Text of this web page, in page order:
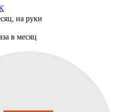
на руки
в месяц